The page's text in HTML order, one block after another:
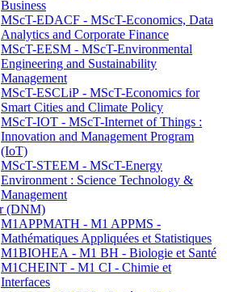
Business
MScT-EDACF - MScT-Economics, Data
Analytics and Corporate Finance
MScT-EESM - MScT-Environmental
Engineering and Sustainability
Management
MScT-ESCLiP - MScT-Economics for
Smart Cities and Climate Policy
MScT-IOT - MScT-Internet of Things :
Innovation and Management Program
(IoT)
MScT-STEEM - MScT-Energy
Environment : Science Technology &
Management
(DNM)
M1APPMATH - M1 APPMS -
Mathématiques Appliquées et Statistiques
M1BIOHEA - M1 BH - Biologie et Santé
M1CHEINT - M1 CI - Chimie et
Interfaces